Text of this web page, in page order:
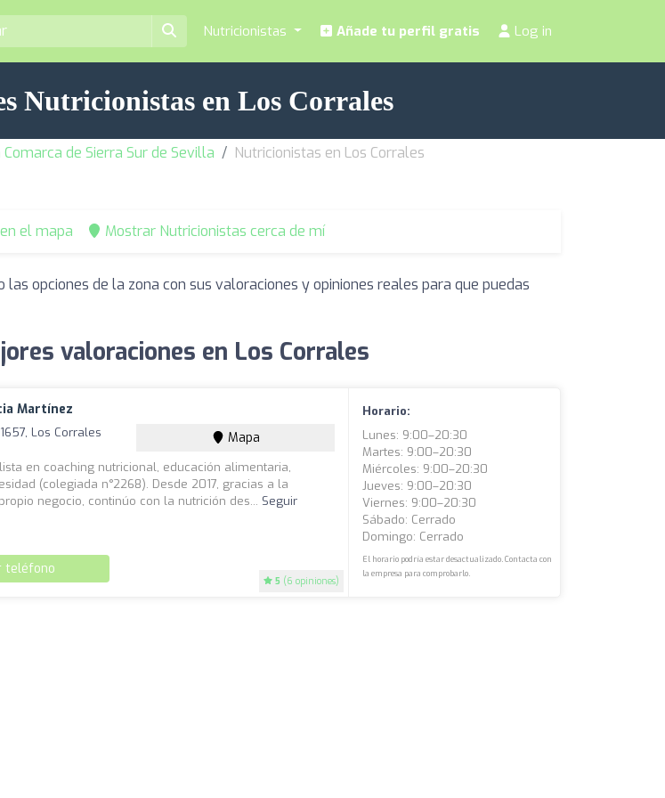
Nutricionistas Añade tu perfil gratis Log in
Nutricionistas en Los Corrales
de Sierra Sur de Sevilla Nutricionistas en Los Corrales
el mapa Mostrar Nutricionistas cerca de mí
las opciones de la zona con sus valoraciones y opiniones reales para que puedas
valoraciones en Los Corrales
Martínez
5 (6 opiniones)
Los Corrales Mapa
en coaching nutricional, educación alimentaria,
(colegiada n°2268). Desde 2017, gracias a la
negocio, continúo con la nutrición des... Seguir
teléfono
Horario:
Lunes: 9:00–20:30
Martes: 9:00–20:30
Miércoles: 9:00–20:30
Jueves: 9:00–20:30
Viernes: 9:00–20:30
Sábado: Cerrado
Domingo: Cerrado
El horario podría estar desactualizado. Contacta con
la empresa para comprobarlo.